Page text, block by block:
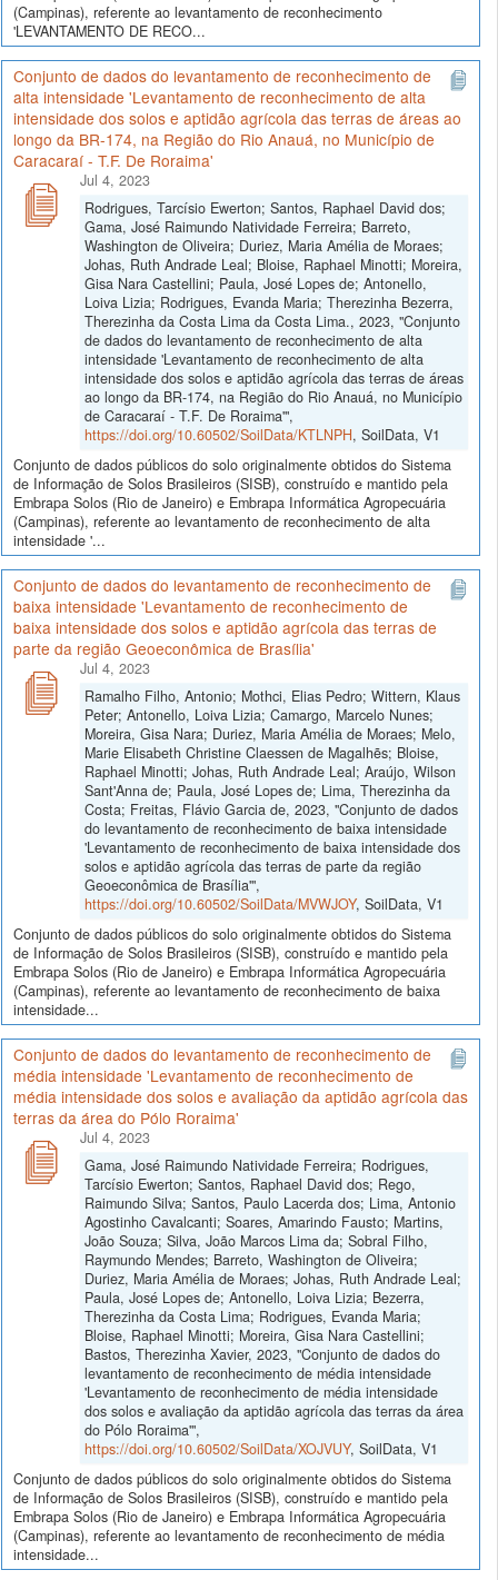
(Campinas), referente ao levantamento de reconhecimento
'LEVANTAMENTO DE RECO...
Conjunto de dados do levantamento de reconhecimento de
alta intensidade 'Levantamento de reconhecimento de alta
intensidade dos solos e aptidão agrícola das terras de áreas ao
longo da BR-174, na Região do Rio Anauá, no Município de
Caracaraí - T.F. De Roraima'
Jul 4, 2023
Rodrigues, Tarcísio Ewerton; Santos, Raphael David dos;
Gama, José Raimundo Natividade Ferreira; Barreto,
Washington de Oliveira; Duriez, Maria Amélia de Moraes;
Johas, Ruth Andrade Leal; Bloise, Raphael Minotti; Moreira,
Gisa Nara Castellini; Paula, José Lopes de; Antonello,
Loiva Lizia; Rodrigues, Evanda Maria; Therezinha Bezerra,
Therezinha da Costa Lima da Costa Lima., 2023, "Conjunto
de dados do levantamento de reconhecimento de alta
intensidade 'Levantamento de reconhecimento de alta
intensidade dos solos e aptidão agrícola das terras de áreas
ao longo da BR-174, na Região do Rio Anauá, no Município
de Caracaraí - T.F. De Roraima'",
https://doi.org/10.60502/SoilData/KTLNPH, SoilData, V1
Conjunto de dados públicos do solo originalmente obtidos do Sistema
de Informação de Solos Brasileiros (SISB), construído e mantido pela
Embrapa Solos (Rio de Janeiro) e Embrapa Informática Agropecuária
(Campinas), referente ao levantamento de reconhecimento de alta
intensidade '...
Conjunto de dados do levantamento de reconhecimento de
baixa intensidade 'Levantamento de reconhecimento de
baixa intensidade dos solos e aptidão agrícola das terras de
parte da região Geoeconômica de Brasília'
Jul 4, 2023
Ramalho Filho, Antonio; Mothci, Elias Pedro; Wittern, Klaus
Peter; Antonello, Loiva Lizia; Camargo, Marcelo Nunes;
Moreira, Gisa Nara; Duriez, Maria Amélia de Moraes; Melo,
Marie Elisabeth Christine Claessen de Magalhẽs; Bloise,
Raphael Minotti; Johas, Ruth Andrade Leal; Araújo, Wilson
Sant'Anna de; Paula, José Lopes de; Lima, Therezinha da
Costa; Freitas, Flávio Garcia de, 2023, "Conjunto de dados
do levantamento de reconhecimento de baixa intensidade
'Levantamento de reconhecimento de baixa intensidade dos
solos e aptidão agrícola das terras de parte da região
Geoeconômica de Brasília'",
https://doi.org/10.60502/SoilData/MVWJOY, SoilData, V1
Conjunto de dados públicos do solo originalmente obtidos do Sistema
de Informação de Solos Brasileiros (SISB), construído e mantido pela
Embrapa Solos (Rio de Janeiro) e Embrapa Informática Agropecuária
(Campinas), referente ao levantamento de reconhecimento de baixa
intensidade...
Conjunto de dados do levantamento de reconhecimento de
média intensidade 'Levantamento de reconhecimento de
média intensidade dos solos e avaliação da aptidão agrícola das
terras da área do Pólo Roraima'
Jul 4, 2023
Gama, José Raimundo Natividade Ferreira; Rodrigues,
Tarcísio Ewerton; Santos, Raphael David dos; Rego,
Raimundo Silva; Santos, Paulo Lacerda dos; Lima, Antonio
Agostinho Cavalcanti; Soares, Amarindo Fausto; Martins,
João Souza; Silva, João Marcos Lima da; Sobral Filho,
Raymundo Mendes; Barreto, Washington de Oliveira;
Duriez, Maria Amélia de Moraes; Johas, Ruth Andrade Leal;
Paula, José Lopes de; Antonello, Loiva Lizia; Bezerra,
Therezinha da Costa Lima; Rodrigues, Evanda Maria;
Bloise, Raphael Minotti; Moreira, Gisa Nara Castellini;
Bastos, Therezinha Xavier, 2023, "Conjunto de dados do
levantamento de reconhecimento de média intensidade
'Levantamento de reconhecimento de média intensidade
dos solos e avaliação da aptidão agrícola das terras da área
do Pólo Roraima'",
https://doi.org/10.60502/SoilData/XOJVUY, SoilData, V1
Conjunto de dados públicos do solo originalmente obtidos do Sistema
de Informação de Solos Brasileiros (SISB), construído e mantido pela
Embrapa Solos (Rio de Janeiro) e Embrapa Informática Agropecuária
(Campinas), referente ao levantamento de reconhecimento de média
intensidade...